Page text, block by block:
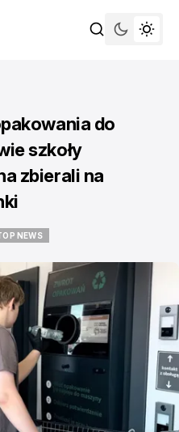
do
szkoły
zbierali na
NEWS